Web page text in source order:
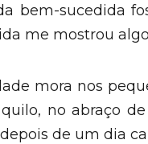
bem-sucedida
me mostrou
mora nos
no abraço
de um dia